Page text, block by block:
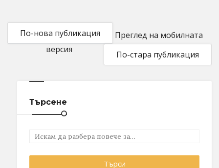
По-нова публикация
По-стара публикация
Преглед на мобилната
версия
Търсене